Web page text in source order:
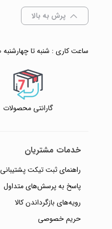
پرش به بالا
ساعت کاری : شنبه تا چهارشنبه ۱۰ الی ۱۷(به جز ایام تعطیل)
گارانتی محصولات
خدمات مشتریان
راهنمای ثبت تیکت پشتیبانی
پاسخ به پرسش‌های متداول
رویه‌های بازگرداندن کالا
حریم خصوصی